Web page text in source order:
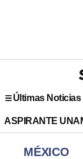
Últimas Noticias
ASPIRANTE
MÉXICO